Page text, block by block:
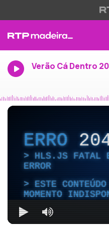
Verão Cá Dentro
ERRO
HLS.JS FATAL
ERROR
ESTE
MOMENTO